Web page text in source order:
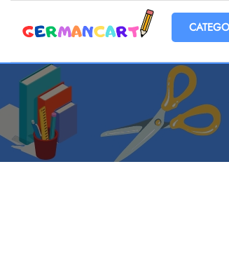
Open menu